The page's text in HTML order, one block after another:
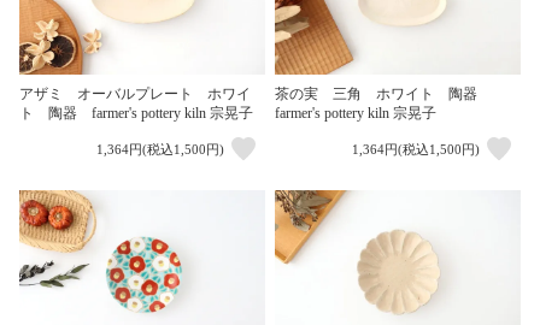
アザミ オーバルプレート ホワイ
ト 陶器 farmer's pottery kiln 宗晃子
1,364円(税込1,500円)
茶の実 三角 ホワイト 陶器
farmer's pottery kiln 宗晃子
1,364円(税込1,500円)